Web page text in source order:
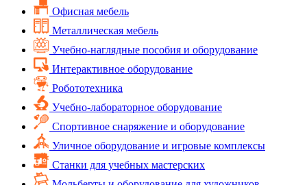
Офисная мебель
Металлическая мебель
Учебно-наглядные пособия и оборудование
Интерактивное оборудование
Робототехника
Учебно-лабораторное оборудование
Спортивное снаряжение и оборудование
Уличное оборудование и игровые комплексы
Cтанки для учебных мастерских